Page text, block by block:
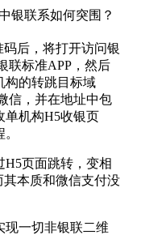
后，将打开访问银
联标准APP，然后
构的转跳目标域
信，并在地址中包
机构H5收银页
页面跳转，变相
其本质和微信支付没
一切非银联二维